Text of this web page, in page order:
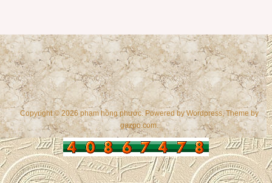
Copyright © 2026 phạm hồng phước. Powered byWordpress , Theme by
gazpo.com.